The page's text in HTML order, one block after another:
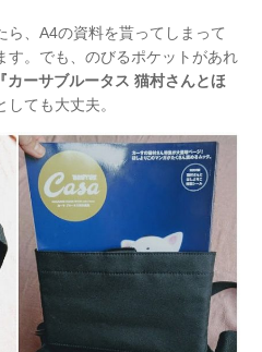
、A4の資料を貰ってしまって
す。でも、のびるポケットがあれ
『カーサブルータス 猫村さんとほ
しても大丈夫。